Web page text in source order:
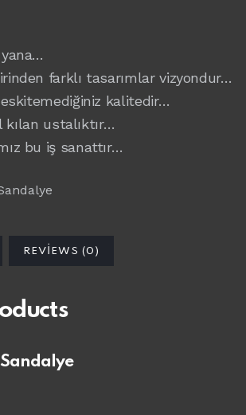
yana…
farklı tasarımlar vizyondur…
kalitedir…
kılan ustalıktır…
bu iş sanattır…
REVIEWS (0)